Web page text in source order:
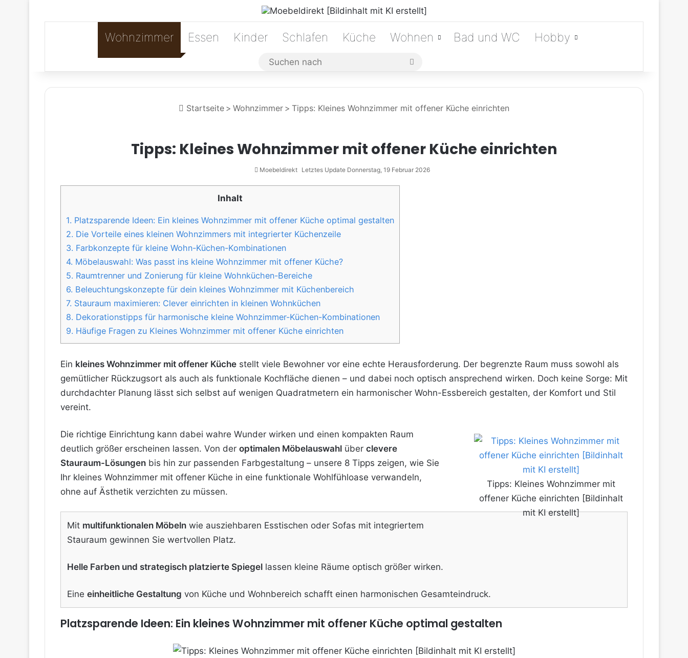
Wohnzimmer Essen Kinder Schlafen Küche Wohnen Bad und WC Hobby
Startseite > Wohnzimmer > Tipps: Kleines Wohnzimmer mit offener Küche einrichten
Tipps: Kleines Wohnzimmer mit offener Küche einrichten
Moebeldirekt Letztes Update Donnerstag, 19 Februar 2026
Inhalt
1. Platzsparende Ideen: Ein kleines Wohnzimmer mit offener Küche optimal gestalten
2. Die Vorteile eines kleinen Wohnzimmers mit integrierter Küchenzeile
3. Farbkonzepte für kleine Wohn-Küchen-Kombinationen
4. Möbelauswahl: Was passt ins kleine Wohnzimmer mit offener Küche?
5. Raumtrenner und Zonierung für kleine Wohnküchen-Bereiche
6. Beleuchtungskonzepte für dein kleines Wohnzimmer mit Küchenbereich
7. Stauraum maximieren: Clever einrichten in kleinen Wohnküchen
8. Dekorationstipps für harmonische kleine Wohnzimmer-Küchen-Kombinationen
9. Häufige Fragen zu Kleines Wohnzimmer mit offener Küche einrichten
Ein kleines Wohnzimmer mit offener Küche stellt viele Bewohner vor eine echte Herausforderung. Der begrenzte Raum muss sowohl als
gemütlicher Rückzugsort als auch als funktionale Kochfläche dienen – und dabei noch optisch ansprechend wirken. Doch keine Sorge: Mit
durchdachter Planung lässt sich selbst auf wenigen Quadratmetern ein harmonischer Wohn-Essbereich gestalten, der Komfort und Stil
vereint.
Tipps: Kleines Wohnzimmer mit
offener Küche einrichten [Bildinhalt
mit KI erstellt]
Die richtige Einrichtung kann dabei wahre Wunder wirken und einen kompakten Raum
deutlich größer erscheinen lassen. Von der optimalen Möbelauswahl über clevere
Stauraum-Lösungen bis hin zur passenden Farbgestaltung – unsere 8 Tipps zeigen, wie Sie
Ihr kleines Wohnzimmer mit offener Küche in eine funktionale Wohlfühloase verwandeln,
ohne auf Ästhetik verzichten zu müssen.
Mit multifunktionalen Möbeln wie ausziehbaren Esstischen oder Sofas mit integriertem
Stauraum gewinnen Sie wertvollen Platz.
Helle Farben und strategisch platzierte Spiegel lassen kleine Räume optisch größer wirken.
Eine einheitliche Gestaltung von Küche und Wohnbereich schafft einen harmonischen Gesamteindruck.
Platzsparende Ideen: Ein kleines Wohnzimmer mit offener Küche optimal gestalten